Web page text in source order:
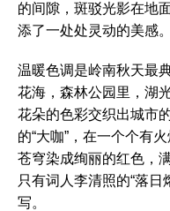
的间隙，斑驳光影在地
添了一处处灵动的美感。
温暖色调是岭南秋天最
花海，森林公园里，湖
花朵的色彩交织出城市
的“大咖”，在一个个有
苍穹染成绚丽的红色，
只有词人李清照的“落日
写。